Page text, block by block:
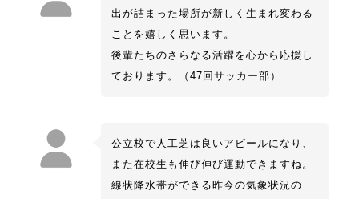
出が詰まった場所が新しく生まれ変わる
ことを嬉しく思います。
後輩たちのさらなる活躍を心から応援し
ております。（47回サッカー部）
公立校で人工芝は良いアピールになり、
また在校生も伸び伸び運動できますね。
線状降水帯ができる昨今の気象状況の